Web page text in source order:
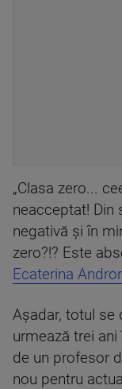
„Clasa zero...
neacceptat! Din
negativă şi în
zero?!? Este
Ecaterina
Aşadar, totul se
urmează trei
de un profesor
nou pentru